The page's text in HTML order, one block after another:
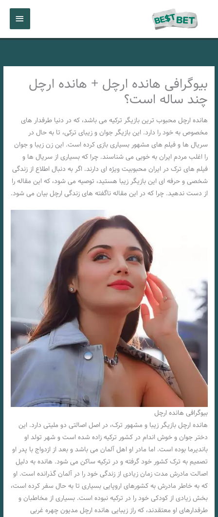
اصلی
بیوگرافی هانده ارچل + هانده ارچل
چند ساله است؟
هانده ارچل محبوب ترین بازیگر ترکیه می باشد، که در دنیا طرفدار های
مخصوص به خود را دارد. این بازیگر جوان و زیبای ترکی، تا به حال در
سریال ها و فیلم های مشهور بسیاری بازی کرده است. این زن زیبا و جوان
را اغلب مردم ایران به خوبی می شناسند. چرا که بسیاری از سریال ها و
فیلم های ترک در ایران محبوبیت ویژه ای دارند. اگر به دنبال اطلاع از زندگی
شخصی و حرفه ای این بازیگر زیبا هستید، توصیه می شود، که این مقاله را
از دست ندهید. چرا که در این مقاله ناگفته های زندگی ارچل بیان می شود.
بیوگرافی هانده ارچل
هانده ارچل بازیگر زیبا و مشهور ترک، در اصل اصالتی دو ملیتی دارد. این
دختر جوان و خوش اندام در کشور ترکیه زاده شده است و شهر تولد او
باندیرما بوده است. اما مادر او اهل آلمان می باشد و بعد از ازدواج با پدر او
تصمیم به ترک کشور خود گرفته و در ترکیه ساکن می شود. هانده به دلیل
اصالت مادرش مدت زمان زیادی از زندگی خود را در آلمان گذرانده است. او
که به خاطر مادرش به کشورهای اروپایی بسیاری تا به حال سفر کرده است،
بخش زیادی از کودکی خود را در ترکیه نبوده است. بسیاری از مخاطبان و
طرفدارهای او معتقدند، که راز زیبایی هانده ارچل مدیون چهره غربی